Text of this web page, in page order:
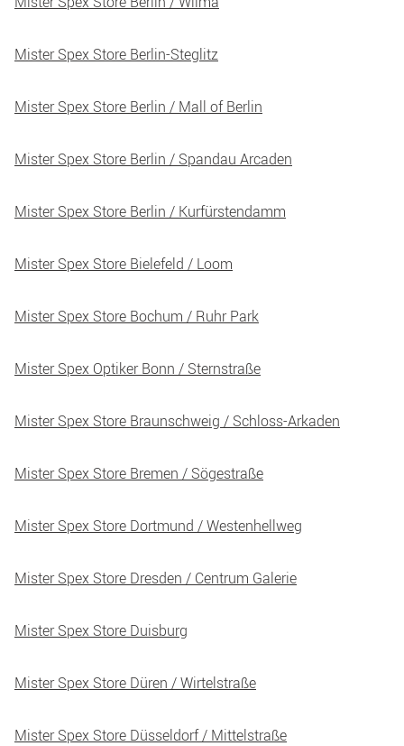
Mister Spex Store Berlin-Steglitz
Mister Spex Store Berlin / Mall of Berlin
Mister Spex Store Berlin / Spandau Arcaden
Mister Spex Store Berlin / Kurfürstendamm
Mister Spex Store Bielefeld / Loom
Mister Spex Store Bochum / Ruhr Park
Mister Spex Optiker Bonn / Sternstraße
Mister Spex Store Braunschweig / Schloss-Arkaden
Mister Spex Store Bremen / Sögestraße
Mister Spex Store Dortmund / Westenhellweg
Mister Spex Store Dresden / Centrum Galerie
Mister Spex Store Duisburg
Mister Spex Store Düren / Wirtelstraße
Mister Spex Store Düsseldorf / Mittelstraße